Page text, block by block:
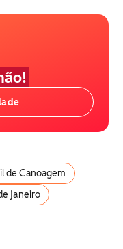
de Canoagem
janeiro